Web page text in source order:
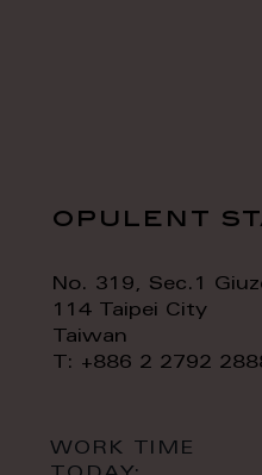
opulent
No. 319, Sec.1
114 Taipei City
Taiwan
T: +886 2 2792
WORK TIME